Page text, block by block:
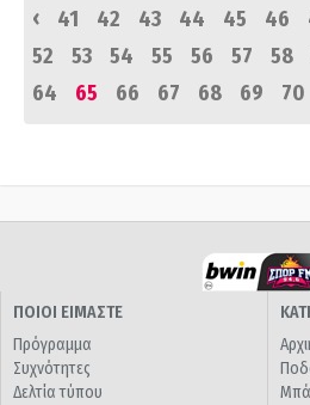
‹
41 42 43 44 45 46
52
53 54 55 56 57 58
64
65 66 67 68 69 70
ΠΟΙΟΙ ΕΙΜΑΣΤΕ
Πρόγραμμα
Συχνότητες
Δελτία τύπου